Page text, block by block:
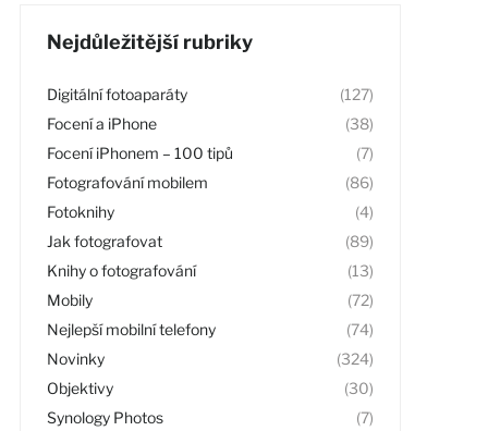
Nejdůležitější rubriky
Digitální fotoaparáty
(127)
Focení a iPhone
(38)
Focení iPhonem – 100 tipů
(7)
Fotografování mobilem
(86)
Fotoknihy
(4)
Jak fotografovat
(89)
Knihy o fotografování
(13)
Mobily
(72)
Nejlepší mobilní telefony
(74)
Novinky
(324)
Objektivy
(30)
Synology Photos
(7)